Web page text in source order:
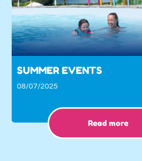
SUMMER EVENTS
08/07/2025
Read more